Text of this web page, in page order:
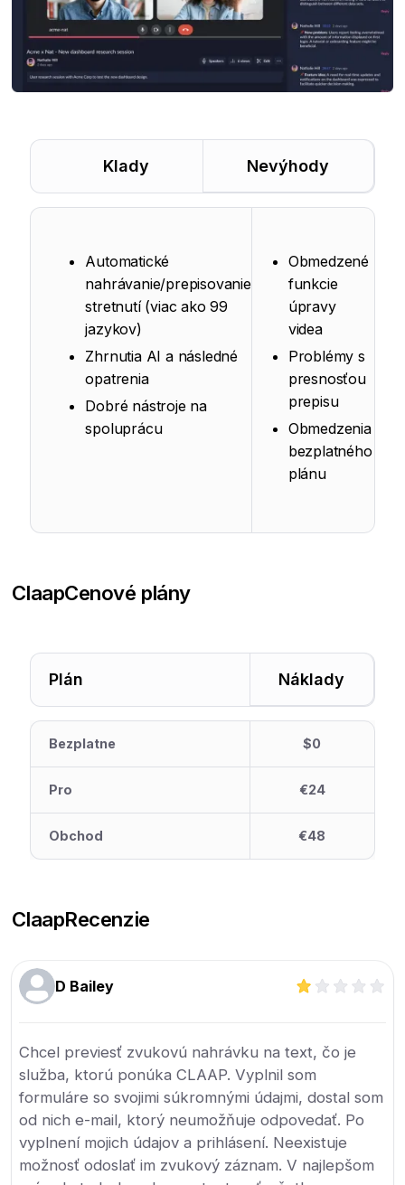
Klady Nevýhody
Automatické
nahrávanie/prepisovanie
stretnutí (viac ako 99
jazykov)
Zhrnutia AI a následné
opatrenia
Dobré nástroje na
spoluprácu
Obmedzené
funkcie
úpravy
videa
Problémy s
presnosťou
prepisu
Obmedzenia
bezplatného
plánu
ClaapCenové plány
Plán Náklady
Bezplatne $0
Pro €24
Obchod €48
ClaapRecenzie
D Bailey
Chcel previesť zvukovú nahrávku na text, čo je
služba, ktorú ponúka CLAAP. Vyplnil som
formuláre so svojimi súkromnými údajmi, dostal som
od nich e-mail, ktorý neumožňuje odpovedať. Po
vyplnení mojich údajov a prihlásení. Neexistuje
možnosť odoslať im zvukový záznam. V najlepšom